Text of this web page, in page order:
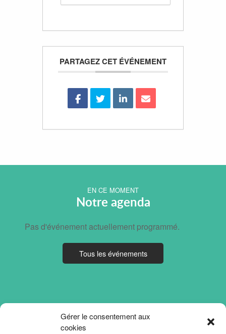
Gérer le consentement aux
cookies
PARTAGEZ CET ÉVÉNEMENT
EN CE MOMENT
Notre agenda
Pas d'événement actuellement programmé.
Tous les événements